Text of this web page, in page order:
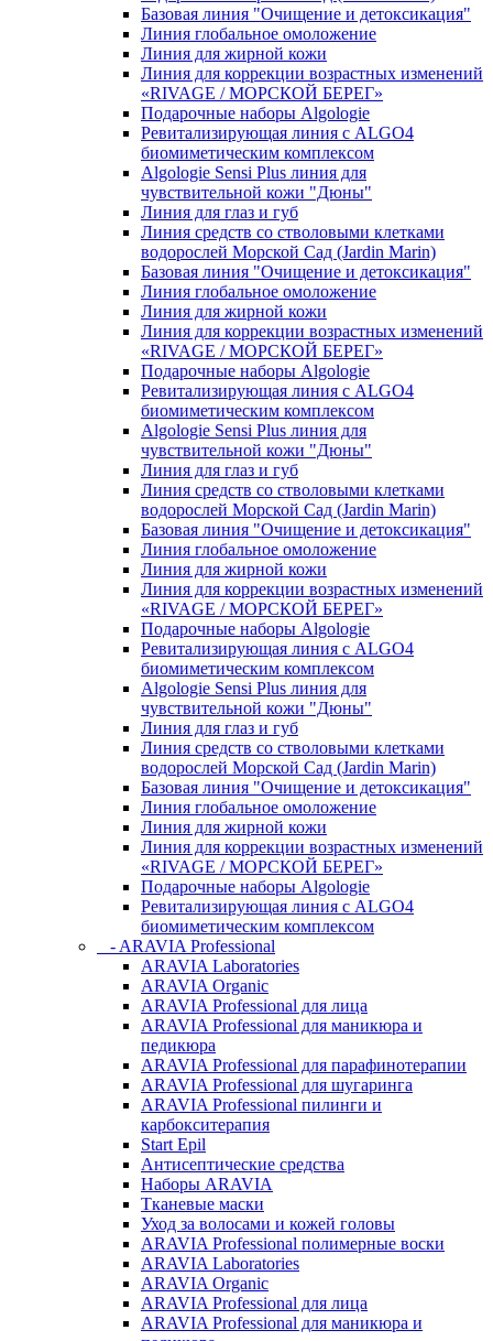
Базовая линия "Очищение и детоксикация"
Линия глобальное омоложение
Линия для жирной кожи
Линия для коррекции возрастных изменений
«RIVAGE / МОРСКОЙ БЕРЕГ»
Подарочные наборы Algologie
Ревитализирующая линия с ALGO4
биомиметическим комплексом
Algologie Sensi Plus линия для
чувcтвительной кожи "Дюны"
Линия для глаз и губ
Линия средств со стволовыми клетками
водорослей Морской Сад (Jardin Marin)
Базовая линия "Очищение и детоксикация"
Линия глобальное омоложение
Линия для жирной кожи
Линия для коррекции возрастных изменений
«RIVAGE / МОРСКОЙ БЕРЕГ»
Подарочные наборы Algologie
Ревитализирующая линия с ALGO4
биомиметическим комплексом
Algologie Sensi Plus линия для
чувcтвительной кожи "Дюны"
Линия для глаз и губ
Линия средств со стволовыми клетками
водорослей Морской Сад (Jardin Marin)
Базовая линия "Очищение и детоксикация"
Линия глобальное омоложение
Линия для жирной кожи
Линия для коррекции возрастных изменений
«RIVAGE / МОРСКОЙ БЕРЕГ»
Подарочные наборы Algologie
Ревитализирующая линия с ALGO4
биомиметическим комплексом
Algologie Sensi Plus линия для
чувcтвительной кожи "Дюны"
Линия для глаз и губ
Линия средств со стволовыми клетками
водорослей Морской Сад (Jardin Marin)
Базовая линия "Очищение и детоксикация"
Линия глобальное омоложение
Линия для жирной кожи
Линия для коррекции возрастных изменений
«RIVAGE / МОРСКОЙ БЕРЕГ»
Подарочные наборы Algologie
Ревитализирующая линия с ALGO4
биомиметическим комплексом
- ARAVIA Professional
ARAVIA Laboratories
ARAVIA Organic
ARAVIA Professional для лица
ARAVIA Professional для маникюра и
педикюра
ARAVIA Professional для парафинотерапии
ARAVIA Professional для шугаринга
ARAVIA Professional пилинги и
карбокситерапия
Start Epil
Антисептические средства
Наборы ARAVIA
Тканевые маски
Уход за волосами и кожей головы
ARAVIA Professional полимерные воски
ARAVIA Laboratories
ARAVIA Organic
ARAVIA Professional для лица
ARAVIA Professional для маникюра и